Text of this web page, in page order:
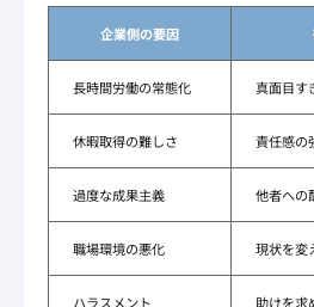
企業側の要因
長時間労働の常態化 真面目す
休暇取得の難しさ 責任感の
過度な成果主義 他者への
職場環境の悪化 現状を変
ハラスメント 助けを求